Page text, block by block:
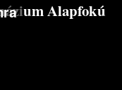
Alapfokú